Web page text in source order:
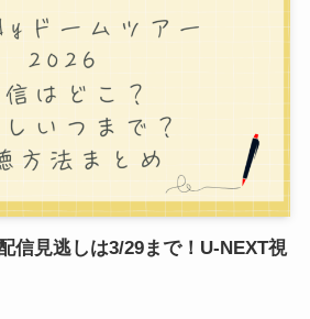
信見逃しは3/29まで！U-NEXT視